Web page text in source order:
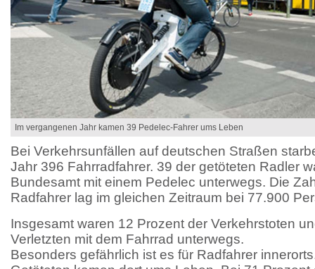
Im vergangenen Jahr kamen 39 Pedelec-Fahrer ums Leben
Bei Verkehrsunfällen auf deutschen Straßen
Jahr 396 Fahrradfahrer. 39 der getöteten Radler
Bundesamt mit einem Pedelec unterwegs. Die
Radfahrer lag im gleichen Zeitraum bei 77.900
Insgesamt waren 12 Prozent der Verkehrstoten
Verletzten mit dem Fahrrad unterwegs.
Besonders gefährlich ist es für Radfahrer